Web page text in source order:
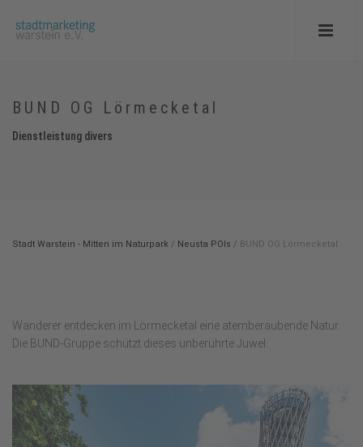
BUND OG Lörmecketal
Dienstleistung divers
Stadt Warstein - Mitten im Naturpark / Neusta POIs / BUND OG Lörmecketal
Wanderer entdecken im Lörmecketal eine atemberaubende Natur.
Die BUND-Gruppe schützt dieses unberührte Juwel.